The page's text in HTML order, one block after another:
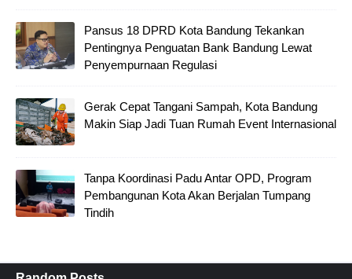
Pansus 18 DPRD Kota Bandung Tekankan
Pentingnya Penguatan Bank Bandung Lewat
Penyempurnaan Regulasi
Gerak Cepat Tangani Sampah, Kota Bandung
Makin Siap Jadi Tuan Rumah Event Internasional
Tanpa Koordinasi Padu Antar OPD, Program
Pembangunan Kota Akan Berjalan Tumpang
Tindih